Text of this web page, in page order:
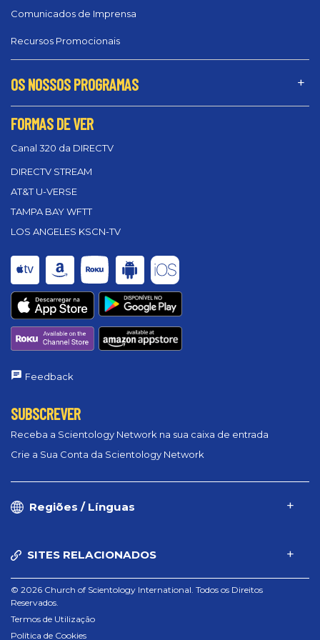
Comunicados de Imprensa
Recursos Promocionais
OS NOSSOS PROGRAMAS
FORMAS DE VER
Canal 320 da DIRECTV
DIRECTV STREAM
AT&T U-VERSE
TAMPA BAY WFTT
LOS ANGELES KSCN-TV
Feedback
SUBSCREVER
Receba a Scientology Network na sua caixa de entrada
Crie a Sua Conta da Scientology Network
Regiões / Línguas
SITES RELACIONADOS
© 2026 Church of Scientology International. Todos os Direitos
Reservados.
Termos de Utilização
Política de Cookies